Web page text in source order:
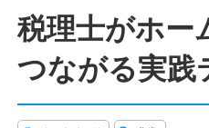
税理士がホー
つながる実践